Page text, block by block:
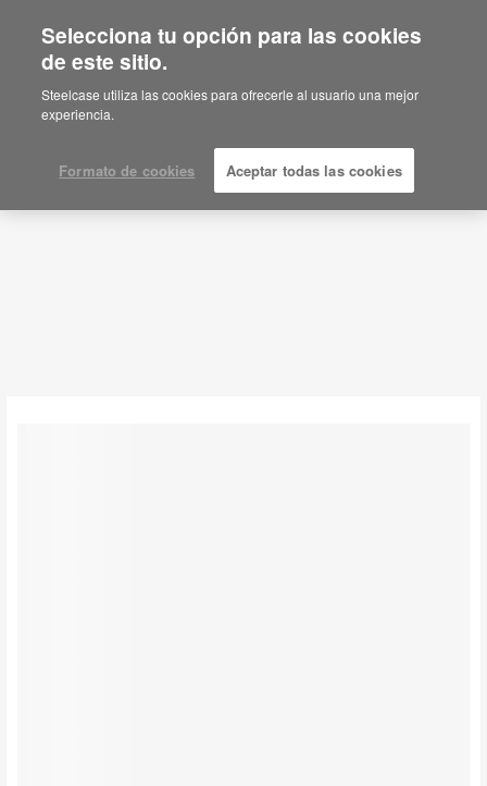
Height-Adjustable Desks
Selecciona tu opción para las cookies
de este sitio.
Steelcase utiliza las cookies para ofrecerle al usuario una mejor
experiencia.
Formato de cookies Aceptar todas las cookies